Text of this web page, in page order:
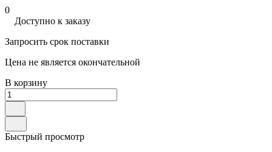
0
Доступно к заказу
Запросить срок поставки
Цена не является окончательной
В корзину
Быстрый просмотр